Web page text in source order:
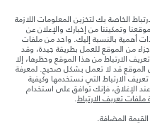
على هذا الموقع قد تختلف من بلد إلى
مع وكيلنا المحلي للتأكد من توفّرها
العالمي في أشباه الموصلات يؤثر حاليًا
التصاميم. هذا ظرف ديناميكي
موقع الويب حاليًا المواصفات الحالية
الألوان. يرجى استشارة وكيلك الذي
باتخاذ قرار مدروس
وفقاً لتشريعات الاتحاد الأوروبي. قد
في تلك الاختبارات كما أن هذه
الخاصة بك لتخزين المعلومات اللازمة
وتمكيننا من إخبارك والإعلان عن
ذات أهمية بالنسبة إليك. واحد من ملفات
من الموقع للعمل بطريقة جيدة، وقد
الارتباط من هذا الموقع وحظرها، إلا
الموقع قد لا تعمل بشكل صحيح. لمعرفة
تعريف الارتباط التي نستخدمها وكيفية
الإغلاق، فإنك توافق على استخدام
تعريف الارتباط.